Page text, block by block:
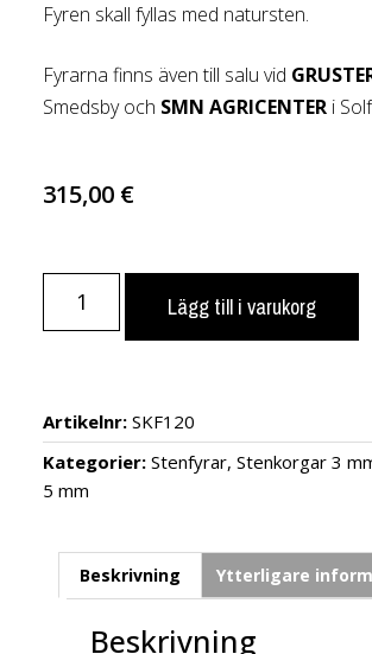
Fyren skall fyllas med natursten.
Fyrarna finns även till salu vid
Smedsby och SMN AGRICENTER i
315,00 €
Lägg till i varukorg
Artikelnr: SKF120
Kategorier: Stenfyrar, Stenkorgar 3
5 mm
Beskrivning Ytterligare
Beskrivning